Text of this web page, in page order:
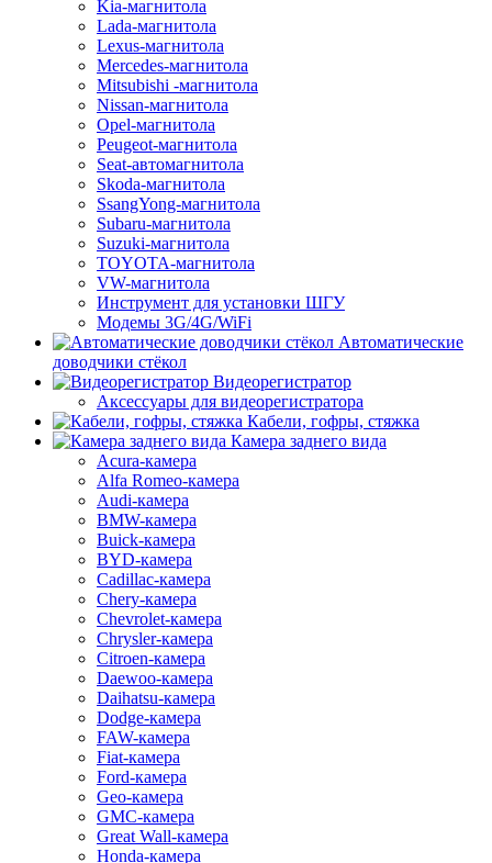
Kia-магнитола
Lada-магнитола
Lexus-магнитола
Mercedes-магнитола
Mitsubishi -магнитола
Nissan-магнитола
Opel-магнитола
Peugeot-магнитола
Seat-автомагнитола
Skoda-магнитола
SsangYong-магнитола
Subaru-магнитола
Suzuki-магнитола
TOYOTA-магнитола
VW-магнитола
Инструмент для установки ШГУ
Модемы 3G/4G/WiFi
Автоматические
доводчики стёкол
Видеорегистратор
Аксессуары для видеорегистратора
Кабели, гофры, стяжка
Камера заднего вида
Acura-камера
Alfa Romeo-камера
Audi-камера
BMW-камера
Buick-камера
BYD-камера
Cadillac-камера
Chery-камера
Chevrolet-камера
Chrysler-камера
Citroen-камера
Daewoo-камера
Daihatsu-камера
Dodge-камера
FAW-камера
Fiat-камера
Ford-камера
Geo-камера
GMC-камера
Great Wall-камера
Honda-камера